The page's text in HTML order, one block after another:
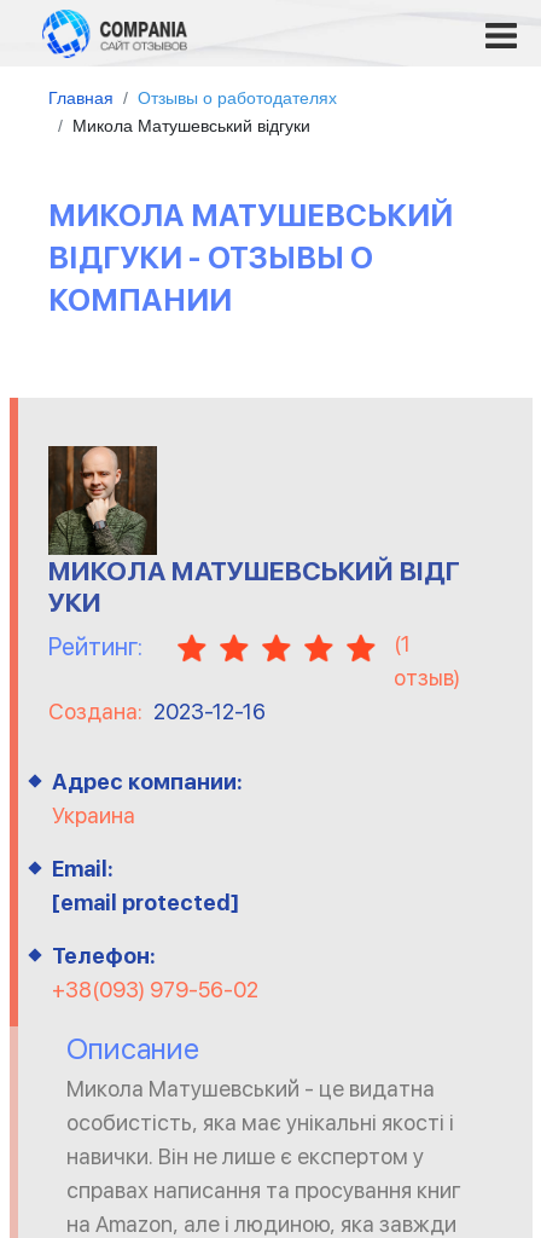
Главная
Отзывы о работодателях
Микола Матушевський відгуки
МИКОЛА МАТУШЕВСЬКИЙ
ВІДГУКИ - ОТЗЫВЫ О
КОМПАНИИ
МИКОЛА МАТУШЕВСЬКИЙ ВІДГ
УКИ
Рейтинг: (1
отзыв)
Создана: 2023-12-16
Адрес компании:
Украина
Email:
[email protected]
Телефон:
+38(093) 979-56-02
Описание
Микола Матушевський - це видатна
особистість, яка має унікальні якості і
навички. Він не лише є експертом у
справах написання та просування книг
на Amazon, але і людиною, яка завжди